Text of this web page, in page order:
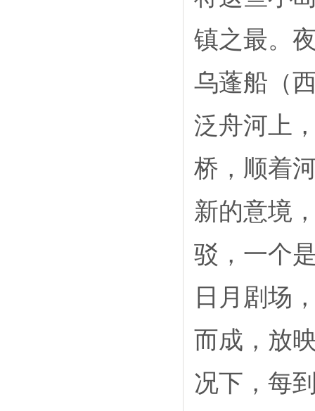
镇之最。
乌蓬船（
泛舟河上
桥，顺着
新的意境
驳，一个
日月剧场
而成，放
况下，每